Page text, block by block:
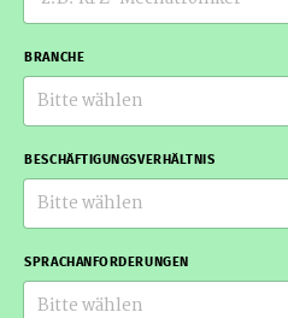
BRANCHE
Bitte wählen
BESCHÄFTIGUNGSVERHÄLTNIS
Bitte wählen
SPRACHANFORDERUNGEN
Bitte wählen